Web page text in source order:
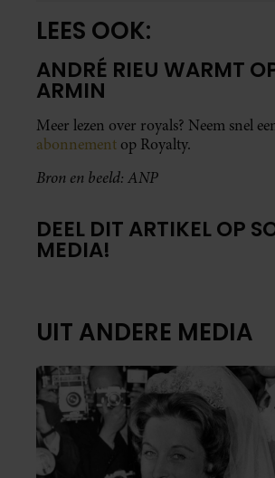
LEES OOK:
ANDRÉ RIEU WARMT
ARMIN
Meer lezen over royals? Neem snel
abonnement op Royalty.
Bron en beeld: ANP
DEEL DIT ARTIKEL OP
MEDIA!
UIT ANDERE MEDIA